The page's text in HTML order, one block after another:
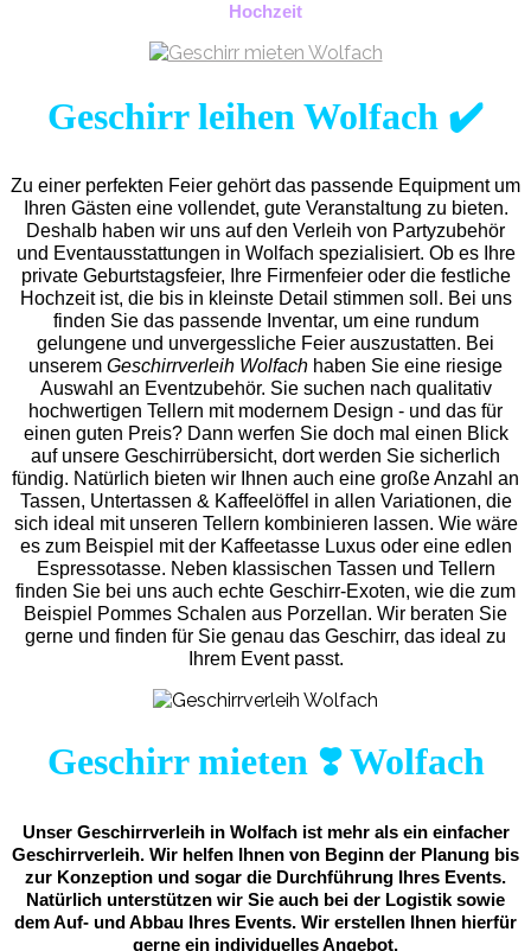
Hochzeit
Geschirr leihen Wolfach ✔️
Zu einer perfekten Feier gehört das passende Equipment um
Ihren Gästen eine vollendet, gute Veranstaltung zu bieten.
Deshalb haben wir uns auf den Verleih von Partyzubehör
und Eventausstattungen in Wolfach spezialisiert. Ob es Ihre
private Geburtstagsfeier, Ihre Firmenfeier oder die festliche
Hochzeit ist, die bis in kleinste Detail stimmen soll. Bei uns
finden Sie das passende Inventar, um eine rundum
gelungene und unvergess liche Feier auszustatten. Bei
unserem Geschirrverleih Wolfach haben Sie eine riesige
Auswahl an Eventzubehör. Sie suchen nach qualitativ
hochwertigen Tellern mit modernem Design - und das für
einen guten Preis? Dann werfen Sie doch mal einen Blick
auf unsere Geschirrübersicht, dort werden Sie sicherlich
fündig. Natürlich bieten wir Ihnen auch eine große Anzahl an
Tassen, Untertassen & Kaffeelöffel in allen Variationen, die
sich ideal mit unseren Tellern kombinieren lassen. Wie wäre
es zum Beispiel mit der Kaffeetasse Luxus oder eine edlen
Espressotasse. Neben klassischen Tassen und Tellern
finden Sie bei uns auch echte Geschirr-Exoten, wie die zum
Beispiel Pommes Schalen aus Porzellan. Wir beraten Sie
gerne und finden für Sie genau das Geschirr, das ideal zu
Ihrem Event passt.
Geschirr mieten ❣️ Wolfach
Unser Geschirrverleih in Wolfach ist mehr als ein einfacher
Geschirrverleih. Wir helfen Ihnen von Beginn der Planung bis
zur Konzeption und sogar die Durchführung Ihres Events.
Natürlich unterstützen wir Sie auch bei der Logistik sowie
dem Auf- und Abbau Ihres Events. Wir erstellen Ihnen hierfür
gerne ein individuelles Angebot.